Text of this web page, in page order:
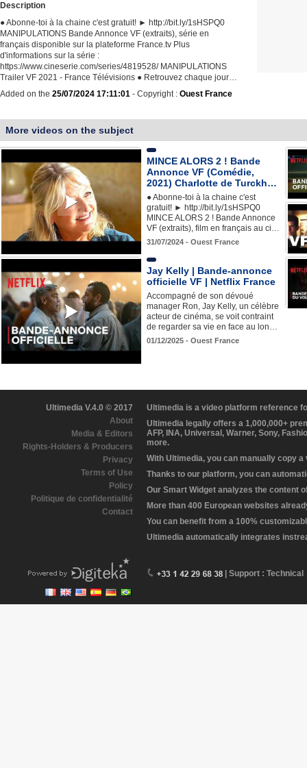
Description
● Abonne-toi à la chaine c'est gratuit! ► http://bit.ly/1sHSPQ0
MANIPULATIONS Bande Annonce VF (extraits), série en
français disponible sur la plateforme France.tv Plus
d'informations sur la série :
https://www.cineserie.com/series/4819528/ MANIPULATIONS
Trailer VF 2021 - France Télévisions ● Retrouvez chaque jour…
Added on the 25/07/2024 17:11:01 - Copyright : Ouest France
More videos on the subject
MINCE ALORS 2 ! Bande
Annonce VF (Comédie,
2021) Charlotte de Turckh…
● Abonne-toi à la chaine c'est
gratuit! ► http://bit.ly/1sHSPQ0
MINCE ALORS 2 ! Bande Annonce
VF (extraits), film en français au ci…
31/07/2024 - Ouest France
Jay Kelly | Bande-annonce
officielle VF | Netflix France
Accompagné de son dévoué
manager Ron, Jay Kelly, un célèbre
acteur de cinéma, se voit contraint
de regarder sa vie en face au lon…
01/12/2025 - Ouest France
Ultimedia V.4.0 © 2017
About
Media & Editors
Rights-Holders & Producers
Privacy
Terms of Use
Policy
Politique de confidentialité
Contact
Ultimedia is a video platform reference
Ultimedia legally offers a 1,000,000+
AFP, INA, Universal, Warner, Sony,
more.
With Ultimedia, you can manually copy
Thanks to our platform, you can
Our Smart Widget analyzes the content
More than 400 European websites
You can benefit from a 100%
Ultimedia automatically integrates
| Support : Technical